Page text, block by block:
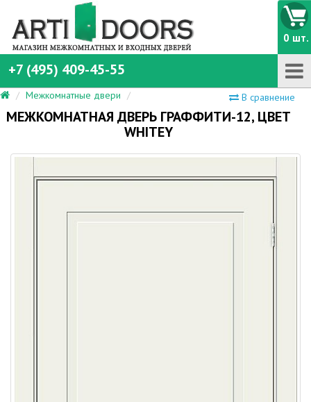
+7 (495) 409-45-55
0 шт.
В сравнение
Межкомнатные двери
МЕЖКОМНАТНАЯ ДВЕРЬ ГРАФФИТИ-12, ЦВЕТ
WHITEY